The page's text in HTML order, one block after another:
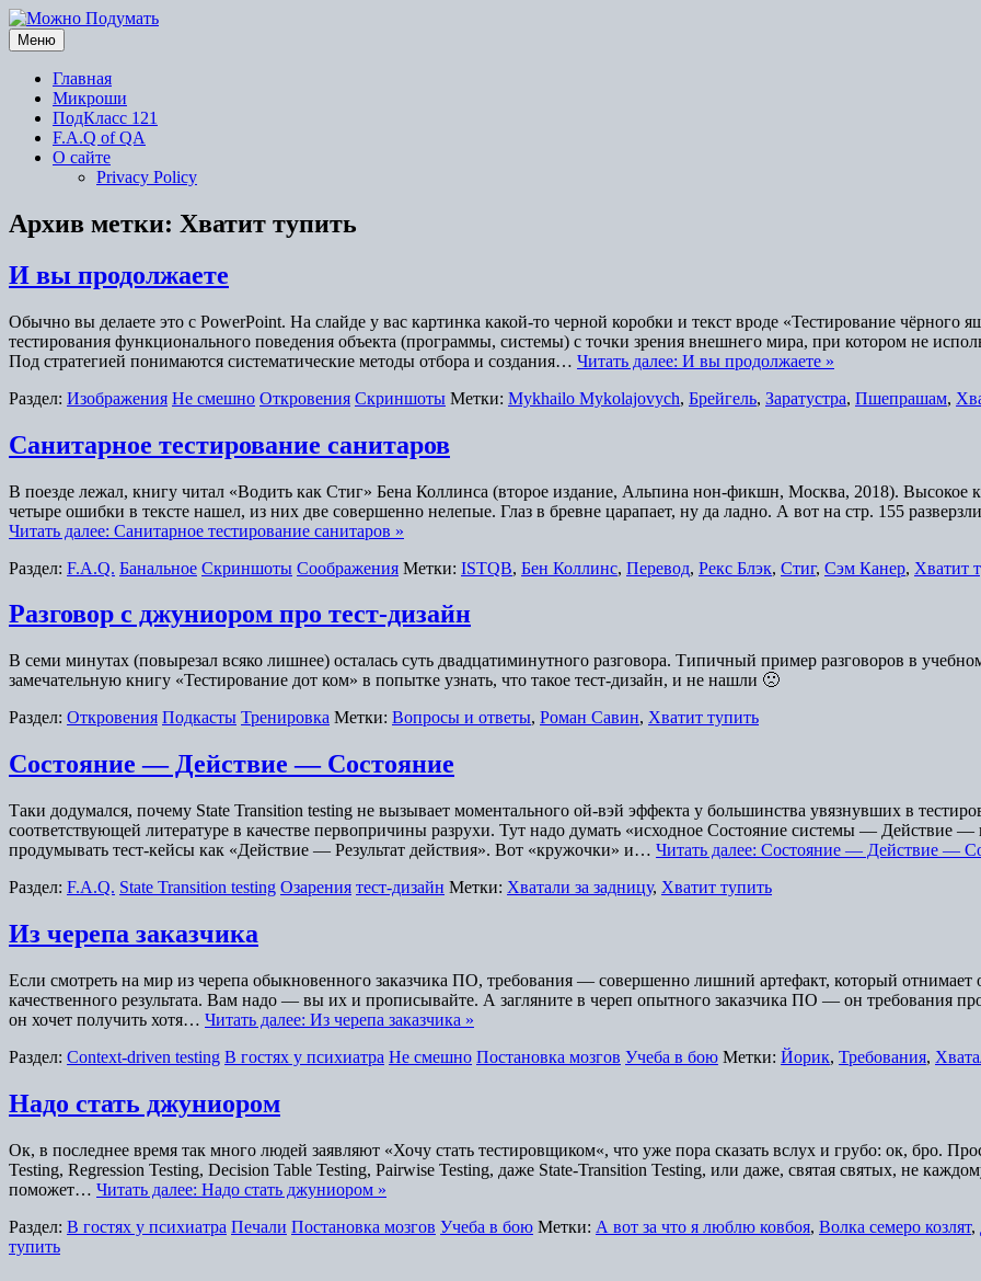
Перейти
к
содержимому
Меню
Главная
Микроши
ПодКласс 121
F.A.Q of QA
О сайте
Privacy Policy
Архив метки: Хватит тупить
И вы продолжаете
Обычно вы делаете это с PowerPoint. На слайде у вас картинка какой-то черной коробки и текст вроде «Тестирование чёрного
тестирования функционального поведения объекта (программы, системы) с точки зрения внешнего мира, при котором не
Под стратегией понимаются систематические методы отбора и создания… Читать далее: И вы продолжаете »
Раздел: Изображения Не смешно Откровения Скриншоты Метки: Mykhailo Mykolajovych, Брейгель, Заратустра, Пшепрашам,
Санитарное тестирование санитаров
В поезде лежал, книгу читал «Водить как Стиг» Бена Коллинса (второе издание, Альпина нон-фикшн, Москва, 2018). Высокое
четыре ошибки в тексте нашел, из них две совершенно нелепые. Глаз в бревне царапает, ну да ладно. А вот на стр. 155
Читать далее: Санитарное тестирование санитаров »
Раздел: F.A.Q. Банальное Скриншоты Соображения Метки: ISTQB, Бен Коллинс, Перевод, Рекс Блэк, Стиг, Сэм Канер, Хватит
Разговор с джуниором про тест-дизайн
В семи минутах (повырезал всяко лишнее) осталась суть двадцатиминутного разговора. Типичный пример разговоров в
замечательную книгу «Тестирование дот ком» в попытке узнать, что такое тест-дизайн, и не нашли 🙁
Раздел: Откровения Подкасты Тренировка Метки: Вопросы и ответы, Роман Савин, Хватит тупить
Состояние — Действие — Состояние
Таки додумался, почему State Transition testing не вызывает моментального ой-вэй эффекта у большинства увязнувших в
соответствующей литературе в качестве первопричины разрухи. Тут надо думать «исходное Состояние системы — Действие
продумывать тест-кейсы как «Действие — Результат действия». Вот «кружочки» и… Читать далее: Состояние — Действие —
Раздел: F.A.Q. State Transition testing Озарения тест-дизайн Метки: Хватали за задницу, Хватит тупить
Из черепа заказчика
Если смотреть на мир из черепа обыкновенного заказчика ПО, требования — совершенно лишний артефакт, который отнимает
качественного результата. Вам надо — вы их и прописывайте. А загляните в череп опытного заказчика ПО — он требования
он хочет получить хотя… Читать далее: Из черепа заказчика »
Раздел: Context-driven testing В гостях у психиатра Не смешно Постановка мозгов Учеба в бою Метки: Йорик, Требования,
Надо стать джуниором
Ок, в последнее время так много людей заявляют «Хочу стать тестировщиком«, что уже пора сказать вслух и грубо: ок, бро.
Testing, Regression Testing, Decision Table Testing, Pairwise Testing, даже State-Transition Testing, или даже, святая святых, не
поможет… Читать далее: Надо стать джуниором »
Раздел: В гостях у психиатра Печали Постановка мозгов Учеба в бою Метки: А вот за что я люблю ковбоя, Волка семеро козлят,
тупить